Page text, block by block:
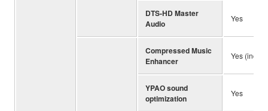
DTS-HD Master
Audio
Yes
Compressed Music
Enhancer
Yes (incl.
YPAO sound
optimization
Yes